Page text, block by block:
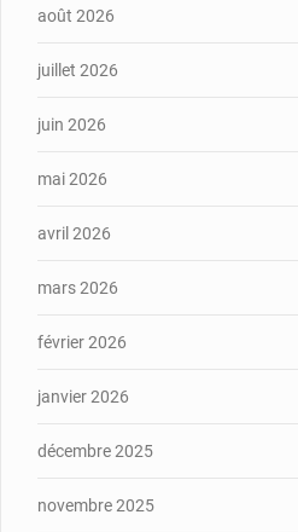
août 2026
juillet 2026
juin 2026
mai 2026
avril 2026
mars 2026
février 2026
janvier 2026
décembre 2025
novembre 2025